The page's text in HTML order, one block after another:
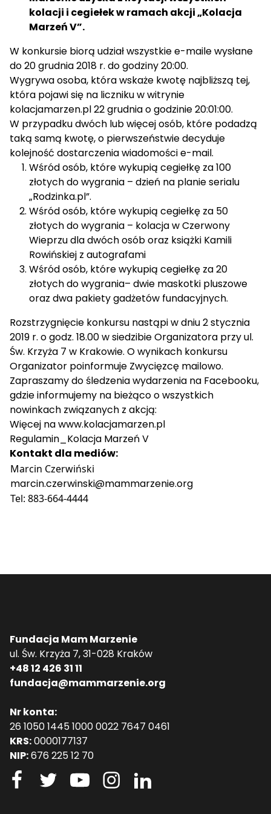
kobiecą. W 2015 zadebiutowała na deskach
teatru rolą Hanny Zach w monodramie
„Polonia”. W tym roku została wyróżniona
tytułem Europejskiej Gwiazdy Jutra. Pod koniec
2016 odbyła się premiera „Powidoków” w reżyserii
Andrzeja Wajdy, w których wcieliła się w postać
Hani. W lutym 2017 do kin trafił dramat „Pokot”w
reżyserii Agnieszki Holland, w którym zagrała
matkę „Matogi”. Miesiąc później premierę miał
film Kasi Adamik „Amok”, aktorka w filmie wcieliła
się w Zofię Balę i otrzymała za swoją rolę
nominację do Nagrody im. Zbyszka Cybulskiego.
Pod koniec 2017 premierę miał dramat Macieja
Sobieszczańskiego „Zgoda”, w którym wcieliła się
w postać Anny. W 2017 na Międzynarodowym
Festiwalu Filmowym w Berlinie otrzymała
nagrodę „Shooting Star” dla najbardziej
obiecującej, młodej aktorki europejskiej.
kolacji i cegiełek w ramach akcji „Kolacja
Marzeń V”.
W konkursie biorą udział wszystkie e-maile wysłane
do 20 grudnia 2018 r. do godziny 20:00.
Wygrywa osoba, która wskaże kwotę najbliższą tej,
która pojawi się na liczniku w witrynie
kolacjamarzen.pl 22 grudnia o godzinie 20:01:00.
W przypadku dwóch lub więcej osób, które podadzą
taką samą kwotę, o pierwszeństwie decyduje
kolejność dostarczenia wiadomości e-mail.
Wśród osób, które wykupią cegiełkę za 100
złotych do wygrania – dzień na planie serialu
„Rodzinka.pl”.
Wśród osób, które wykupią cegiełkę za 50
złotych do wygrania – kolacja w Czerwony
Wieprzu dla dwóch osób oraz książki Kamili
Rowińskiej z autografami
Wśród osób, które wykupią cegiełkę za 20
złotych do wygrania– dwie maskotki pluszowe
oraz dwa pakiety gadżetów fundacyjnych.
Rozstrzygnięcie konkursu nastąpi w dniu 2 stycznia
2019 r. o godz. 18.00 w siedzibie Organizatora przy ul.
Św. Krzyża 7 w Krakowie. O wynikach konkursu
Organizator poinformuje Zwycięzcę mailowo.
Zapraszamy do śledzenia wydarzenia na Facebooku,
gdzie informujemy na bieżąco o wszystkich
nowinkach związanych z akcją:
Więcej nawww.kolacjamarzen.pl
Regulamin_Kolacja Marzeń V
Kontakt dla mediów:
Marcin Czerwiński
marcin.czerwinski@mammarzenie.org
Tel: 883-664-4444
Fundacja Mam Marzenie
ul. Św. Krzyża 7, 31-028 Kraków
+48 12 426 31 11
fundacja@mammarzenie.org
Nr konta:
26 1050 1445 1000 0022 7647 0461
KRS:0000177137
NIP:676 225 12 70